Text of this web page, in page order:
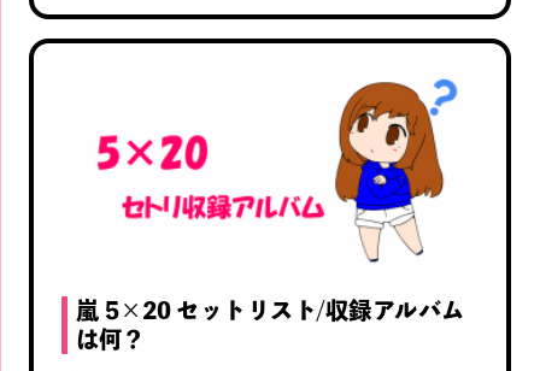
嵐 5×20 セットリスト/収録アルバム
は何？